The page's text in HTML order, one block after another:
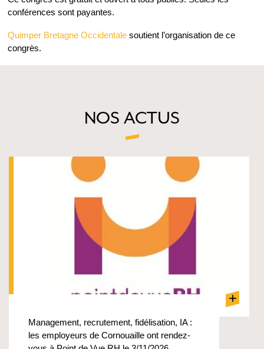
conférences sont payantes.
Quimper Bretagne Occidentalesoutient l’organisation de ce
congrès.
NOS ACTUS
+
Management, recrutement, fidélisation, IA :
les employeurs de Cornouaille ont rendez-